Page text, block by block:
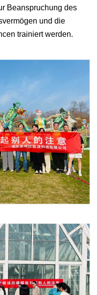
Beanspruchung des
und die
trainiert werden.